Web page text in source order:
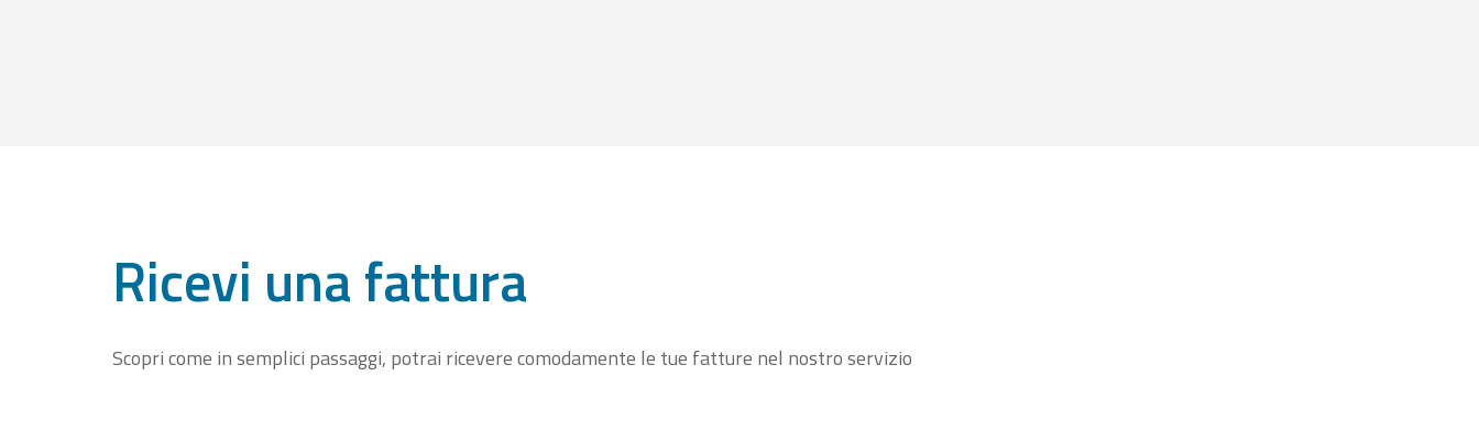
Ricevi una fattura
Scopri come in semplici passaggi, potrai ricevere comodamente le tue fatture nel nostro servizio